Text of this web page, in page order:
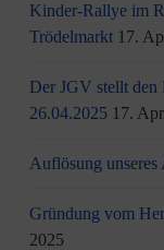
Kinder-Rallye im
Trödelmarkt 17.
Der JGV stellt
26.04.2025 17.
Auflösung
Gründung vom
2025